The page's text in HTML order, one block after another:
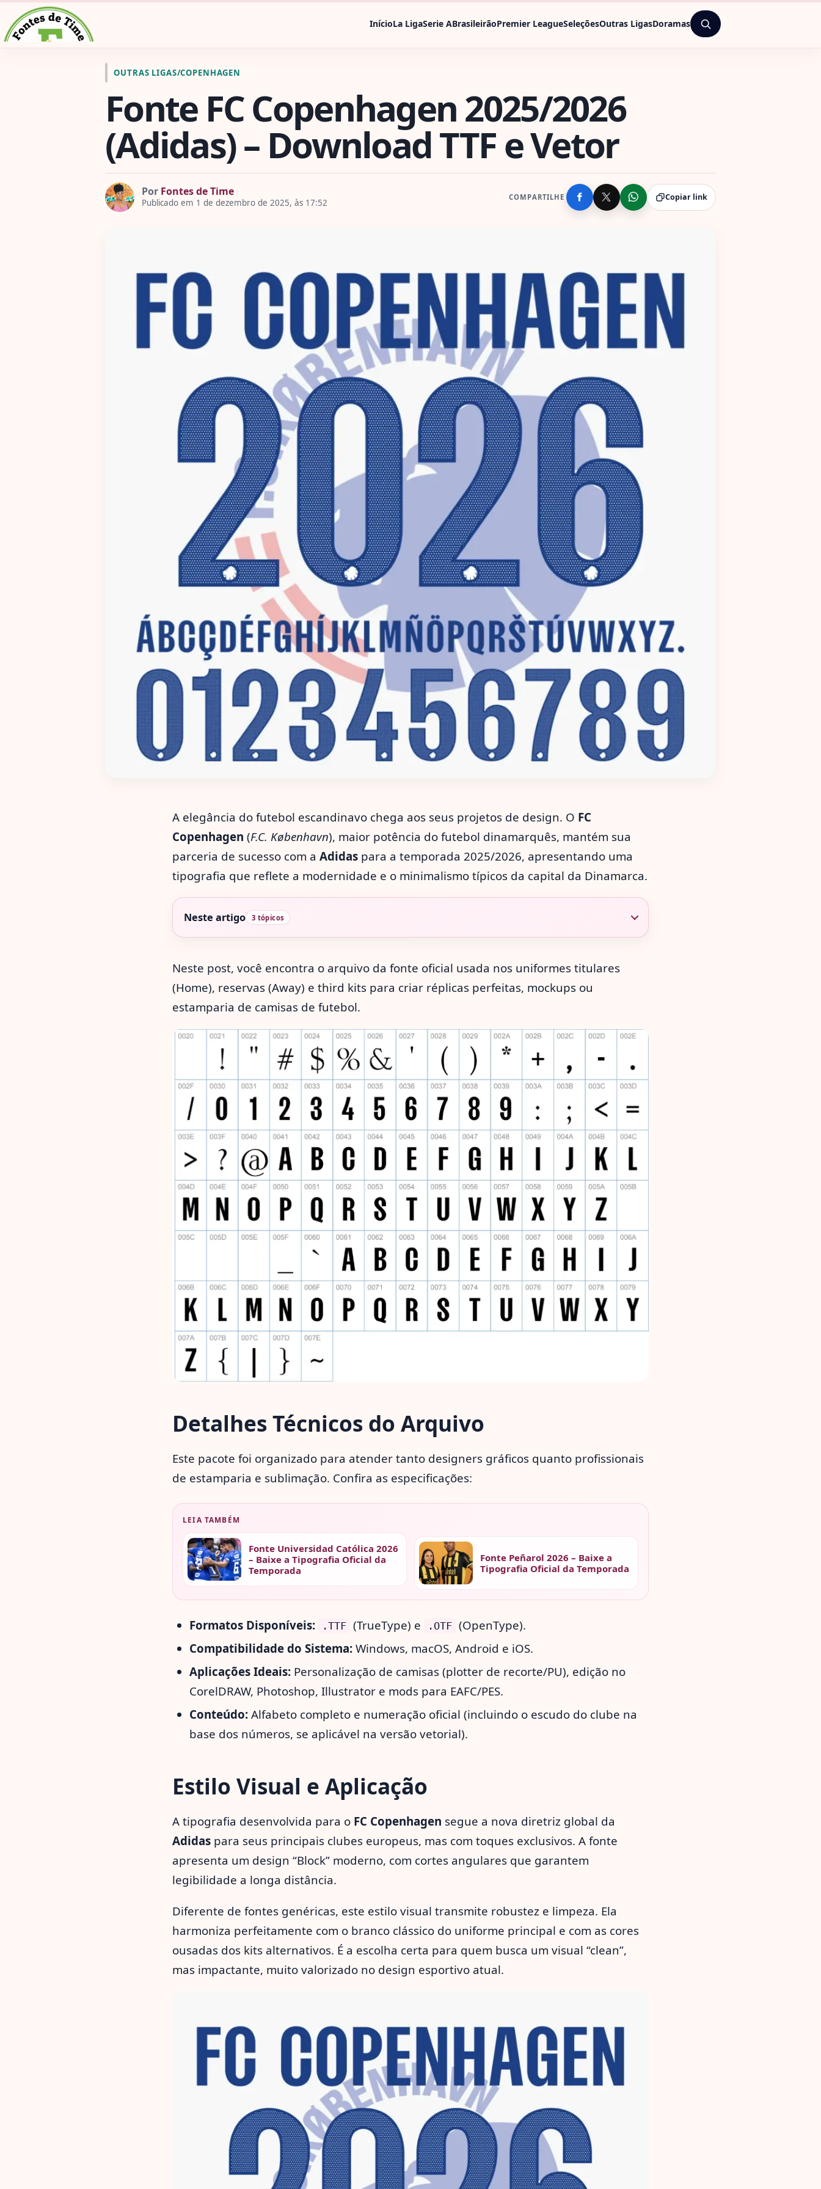
Pular para o conteúdo
Ir para a página inicial de Fontes de Time
InícioLa LigaSerie ABrasileirãoPremier LeagueSeleçõesOutras LigasDoramas
OUTRAS LIGAS/COPENHAGEN
Fonte FC Copenhagen 2025/2026
(Adidas) – Download TTF e Vetor
Por Fontes de Time
Publicado em 1 de dezembro de 2025, às 17:52
COMPARTILHE Copiar link
A elegância do futebol escandinavo chega aos seus projetos de design. O FC
Copenhagen (F.C. København), maior potência do futebol dinamarquês, mantém sua
parceria de sucesso com a Adidas para a temporada 2025/2026, apresentando uma
tipografia que reflete a modernidade e o minimalismo típicos da capital da Dinamarca.
Neste artigo 3 tópicos
Neste post, você encontra o arquivo da fonte oficial usada nos uniformes titulares
(Home), reservas (Away) e third kits para criar réplicas perfeitas, mockups ou
estamparia de camisas de futebol.
Detalhes Técnicos do Arquivo
Este pacote foi organizado para atender tanto designers gráficos quanto profissionais
de estamparia e sublimação. Confira as especificações:
LEIA TAMBÉM
Fonte Universidad Católica 2026
– Baixe a Tipografia Oficial da
Temporada
Fonte Peñarol 2026 – Baixe a
Tipografia Oficial da Temporada
Formatos Disponíveis: .TTF (TrueType) e .OTF (OpenType).
Compatibilidade do Sistema: Windows, macOS, Android e iOS.
Aplicações Ideais: Personalização de camisas (plotter de recorte/PU), edição no
CorelDRAW, Photoshop, Illustrator e mods para EAFC/PES.
Conteúdo: Alfabeto completo e numeração oficial (incluindo o escudo do clube na
base dos números, se aplicável na versão vetorial).
Estilo Visual e Aplicação
A tipografia desenvolvida para o FC Copenhagen segue a nova diretriz global da
Adidas para seus principais clubes europeus, mas com toques exclusivos. A fonte
apresenta um design “Block” moderno, com cortes angulares que garantem
legibilidade a longa distância.
Diferente de fontes genéricas, este estilo visual transmite robustez e limpeza. Ela
harmoniza perfeitamente com o branco clássico do uniforme principal e com as cores
ousadas dos kits alternativos. É a escolha certa para quem busca um visual “clean”,
mas impactante, muito valorizado no design esportivo atual.